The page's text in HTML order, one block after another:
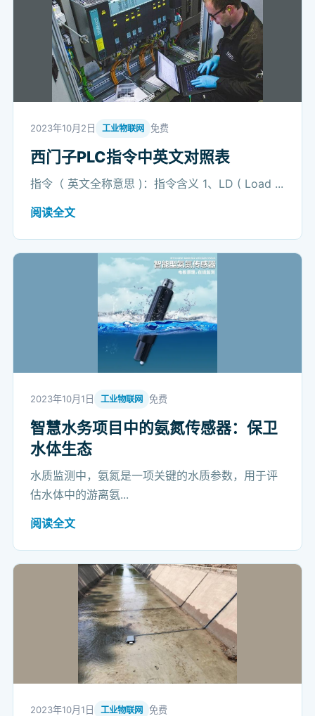
2023年10月2日 工业物联网 免费
西门子PLC指令中英文对照表
指令（ 英文全称意思 )：指令含义 1、LD ( Load ...
阅读全文
2023年10月1日 工业物联网 免费
智慧水务项目中的氨氮传感器：保卫
水体生态
水质监测中，氨氮是一项关键的水质参数，用于评
估水体中的游离氨...
阅读全文
2023年10月1日 工业物联网 免费